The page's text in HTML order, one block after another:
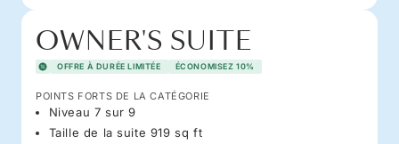
OWNER'S SUITE
OFFRE À DURÉE LIMITÉE ÉCONOMISEZ 10%
POINTS FORTS DE LA CATÉGORIE
Niveau 7 sur 9
Taille de la suite 919 sq ft